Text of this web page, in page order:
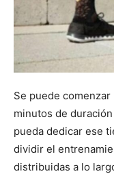
Se puede
minutos de
pueda dedicar ese
dividir el
distribuidas a lo